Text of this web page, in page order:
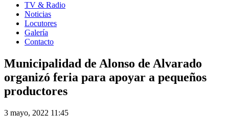
TV & Radio
Noticias
Locutores
Galería
Contacto
Municipalidad de Alonso de Alvarado
organizó feria para apoyar a pequeños
productores
3 mayo, 2022 11:45